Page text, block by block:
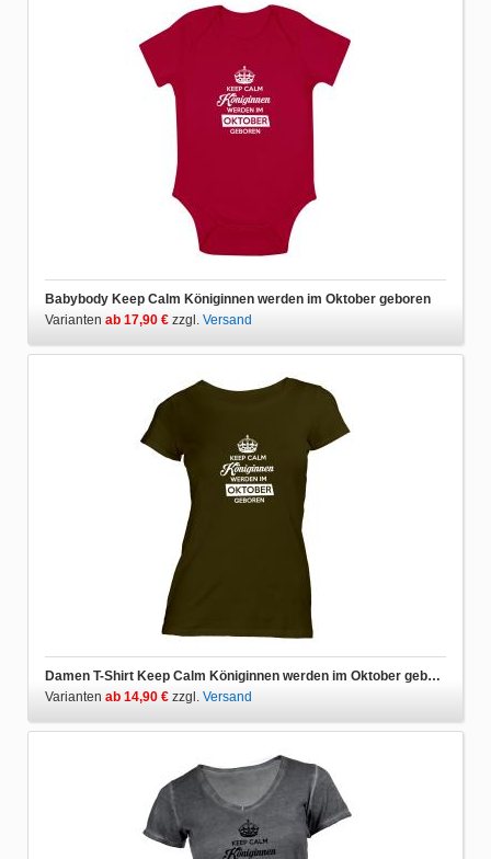
Babybody Keep Calm Königinnen werden im Oktober geboren
Varianten ab 17,90 € zzgl. Versand
Damen T-Shirt Keep Calm Königinnen werden im Oktober geboren
Varianten ab 14,90 € zzgl. Versand